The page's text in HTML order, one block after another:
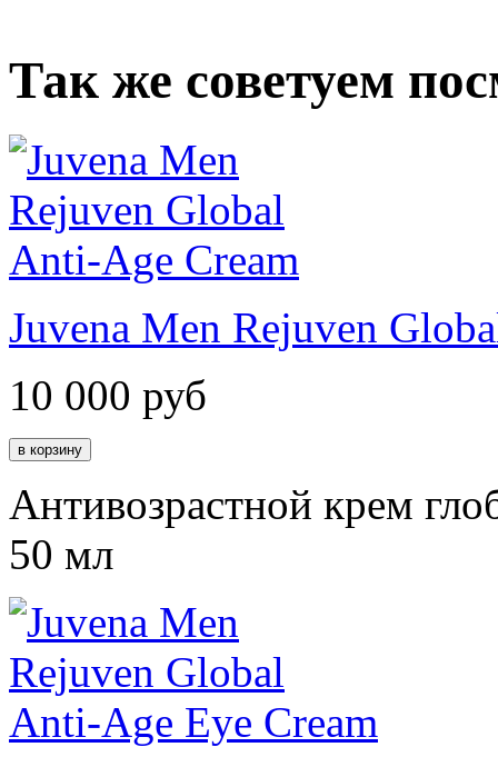
Так же советуем
Juvena Men Rejuven
10 000 руб
Антивозрастной крем
50 мл